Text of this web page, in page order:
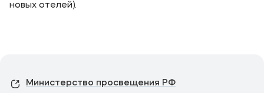
новых отелей).
Министерство просвещения РФ